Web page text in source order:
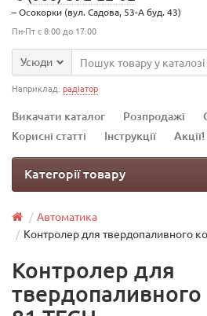
– Осокорки (вул. Садова, 53-А буд. 43)
Пн-Пт с 8:00 до 17:00
Усюди
Наприклад: радіатор
Викачати каталог Розпродажі
Корисні статті
Інструкції Акції!
Категорії товару
Автоматика
Контролер для твердопаливного
Контролер для
твердопаливного